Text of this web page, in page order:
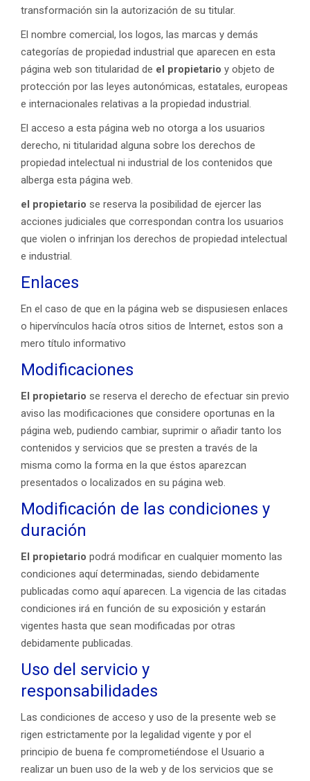
transformación sin la autorización de su titular.
El nombre comercial, los logos, las marcas y demás
categorías de propiedad industrial que aparecen en esta
página web son titularidad de el propietario y objeto de
protección por las leyes autonómicas, estatales, europeas
e internacionales relativas a la propiedad industrial.
El acceso a esta página web no otorga a los usuarios
derecho, ni titularidad alguna sobre los derechos de
propiedad intelectual ni industrial de los contenidos que
alberga esta página web.
el propietario se reserva la posibilidad de ejercer las
acciones judiciales que correspondan contra los usuarios
que violen o infrinjan los derechos de propiedad intelectual
e industrial.
Enlaces
En el caso de que en la página web se dispusiesen enlaces
o hipervínculos hacía otros sitios de Internet, estos son a
mero título informativo
Modificaciones
El propietario se reserva el derecho de efectuar sin previo
aviso las modificaciones que considere oportunas en la
página web, pudiendo cambiar, suprimir o añadir tanto los
contenidos y servicios que se presten a través de la
misma como la forma en la que éstos aparezcan
presentados o localizados en su página web.
Modificación de las condiciones y
duración
El propietario podrá modificar en cualquier momento las
condiciones aquí determinadas, siendo debidamente
publicadas como aquí aparecen. La vigencia de las citadas
condiciones irá en función de su exposición y estarán
vigentes hasta que sean modificadas por otras
debidamente publicadas.
Uso del servicio y
responsabilidades
Las condiciones de acceso y uso de la presente web se
rigen estrictamente por la legalidad vigente y por el
principio de buena fe comprometiéndose el Usuario a
realizar un buen uso de la web y de los servicios que se